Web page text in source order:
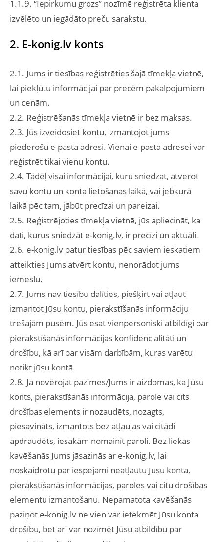
1.1.9. “Iepirkumu grozs” nozīmē reģistrēta klienta
izvēlēto un iegādāto preču sarakstu.
2. E-konig.lv konts
2.1. Jums ir tiesības reģistrēties šajā tīmekļa vietnē,
lai piekļūtu informācijai par precēm pakalpojumiem
un cenām.
2.2. Reģistrēšanās tīmekļa vietnē ir bez maksas.
2.3. Jūs izveidosiet kontu, izmantojot jums
piederošu e-pasta adresi. Vienai e-pasta adresei var
reģistrēt tikai vienu kontu.
2.4. Tādēļ visai informācijai, kuru sniedzat, atverot
savu kontu un konta lietošanas laikā, vai jebkurā
laikā pēc tam, jābūt precīzai un pareizai.
2.5. Reģistrējoties tīmekļa vietnē, jūs apliecināt, ka
dati, kurus sniedzāt e-konig.lv, ir precīzi un aktuāli.
2.6. e-konig.lv patur tiesības pēc saviem ieskatiem
atteikties Jums atvērt kontu, nenorādot jums
iemeslu.
2.7. Jums nav tiesību dalīties, piešķirt vai atļaut
izmantot Jūsu kontu, pierakstīšanās informāciju
trešajām pusēm. Jūs esat vienpersoniski atbildīgi par
pierakstīšanās informācijas konfidencialitāti un
drošību, kā arī par visām darbībām, kuras varētu
notikt jūsu kontā.
2.8. Ja novērojat pazīmes/Jums ir aizdomas, ka Jūsu
konts, pierakstīšanās informācija, parole vai cits
drošības elements ir nozaudēts, nozagts,
piesavināts, izmantots bez atļaujas vai citādi
apdraudēts, iesakām nomainīt paroli. Bez liekas
kavēšanās Jums jāsazinās ar e-konig.lv, lai
noskaidrotu par iespējami neatļautu Jūsu konta,
pierakstīšanās informācijas, paroles vai citu drošības
elementu izmantošanu. Nepamatota kavēšanās
paziņot e-konig.lv ne vien var ietekmēt Jūsu konta
drošību, bet arī var nozīmēt Jūsu atbildību par